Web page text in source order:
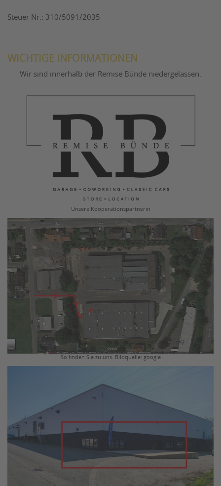
Steuer Nr.: 310/5091/2035
WICHTIGE INFORMATIONEN
Wir sind innerhalb der Remise Bünde niedergelassen.
Unsere Kooperationspartnerin
So finden Sie zu uns. Bildquelle: google